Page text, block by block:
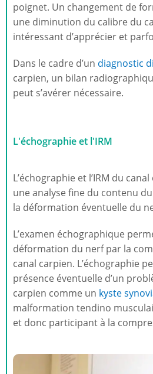
poignet. Un changement de
une diminution du calibre du
intéressant d’apprécier et
Dans le cadre d’un diagnostic
carpien, un bilan
peut s’avérer nécessaire.
L'échographie et l'IRM
L’échographie et l’IRM du
une analyse fine du contenu
la déformation éventuelle du
L’examen échographique
déformation du nerf par la
canal carpien. L’échographie
présence éventuelle d’un
carpien comme un kyste
malformation tendino
et donc participant à la